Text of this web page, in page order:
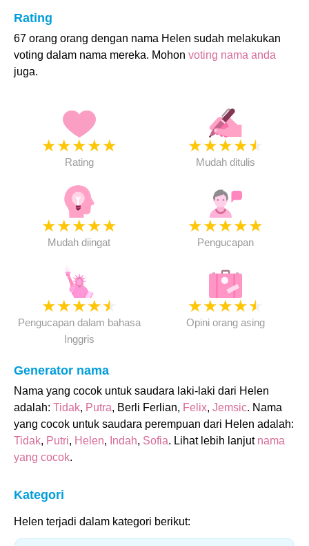
Rating
67 orang orang dengan nama Helen sudah melakukan
voting dalam nama mereka. Mohon voting nama anda
juga.
★★★★★
Rating
★★★★★
Mudah ditulis
★★★★★
Mudah diingat
★★★★★
Pengucapan
★★★★★
Pengucapan dalam bahasa
Inggris
★★★★★
Opini orang asing
Generator nama
Nama yang cocok untuk saudara laki-laki dari Helen
adalah: Tidak, Putra, Berli Ferlian, Felix, Jemsic. Nama
yang cocok untuk saudara perempuan dari Helen adalah:
Tidak, Putri, Helen, Indah, Sofia. Lihat lebih lanjut nama
yang cocok.
Kategori
Helen terjadi dalam kategori berikut: